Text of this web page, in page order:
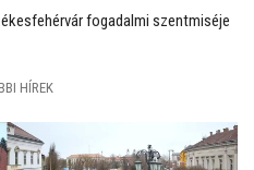
fogadalmi szentmiséje
HÍREK